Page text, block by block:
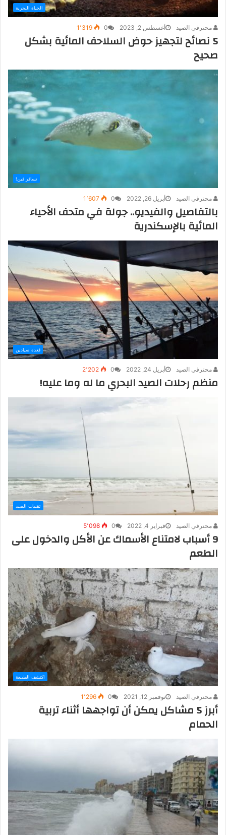
الحياة البحرية
محترفي الصيد أغسطس 2, 2023 0 1٬319
5 نصائح لتجهيز حوض السلاحف المائية بشكل
صحيح
تسافر فين!
محترفي الصيد أبريل 26, 2022 0 1٬607
بالتفاصيل والفيديو.. جولة في متحف الأحياء
المائية بالإسكندرية
قعدة صيادين
محترفي الصيد أبريل 24, 2022 0 2٬202
منظم رحلات الصيد البحري ما له وما عليه!
تقنيات الصيد
محترفي الصيد فبراير 4, 2022 0 5٬098
9 أسباب لامتناع الأسماك عن الأكل والدخول على
الطعم
اكتشف الطبيعة
محترفي الصيد نوفمبر 12, 2021 0 1٬296
أبرز 5 مشاكل يمكن أن تواجهها أثناء تربية
الحمام